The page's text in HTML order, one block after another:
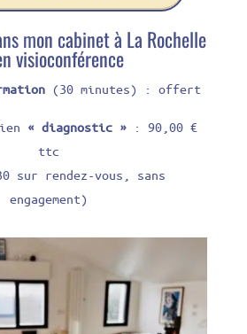
mon cabinet à La Rochelle
visioconférence
(30 minutes) : offert
« diagnostic »: 90,00 €
ttc
sur rendez-vous, sans
engagement)